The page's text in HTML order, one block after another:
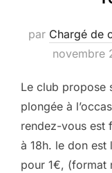
par Chargé de
novembre
Le club propose
plongée à
rendez-vous est
à 18h. le don est
pour 1€, (format